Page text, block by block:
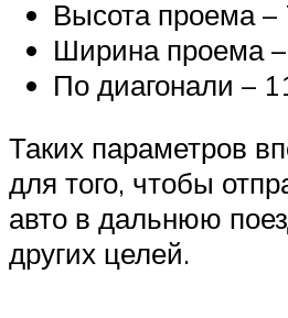
Высота проема
Ширина проема
По диагонали –
Таких параметров
для того, чтобы
авто в дальнюю
других целей.